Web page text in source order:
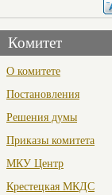
Комитет
О комитете
Постановления
Решения думы
Приказы комитета
МКУ Центр
Крестецкая МКДС